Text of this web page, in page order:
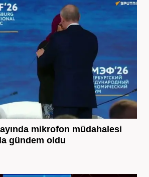
mikrofon müdahalesi
gündem oldu